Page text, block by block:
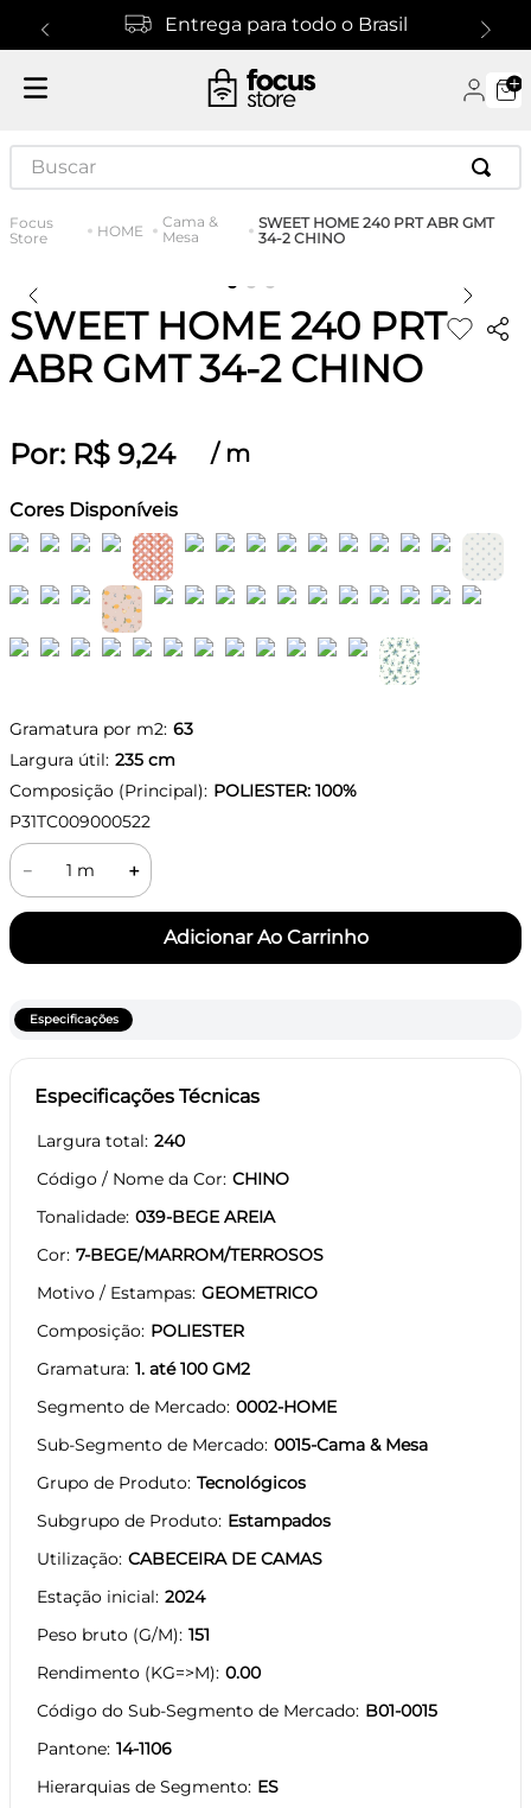
Entrega para todo o Brasil
Buscar
HOME
Cama &
Mesa
SWEET HOME 240 PRT ABR GMT
34-2 CHINO
SWEET HOME 240 PRT
ABR GMT 34-2 CHINO
Por: R$ 9,24 / m
Cores Disponíveis
Gramatura por m2: 63
Largura útil: 235 cm
Composição (Principal): POLIESTER: 100%
P31TC009000522
＋
－
Especificações
Especificações Técnicas
Largura total 240
Código / Nome da Cor CHINO
Tonalidade 039-BEGE AREIA
Cor 7-BEGE/MARROM/TERROSOS
Motivo / Estampas GEOMETRICO
Composição POLIESTER
Gramatura 1. até 100 GM2
Segmento de Mercado 0002-HOME
Sub-Segmento de Mercado 0015-Cama & Mesa
Grupo de Produto Tecnológicos
Subgrupo de Produto Estampados
Utilização CABECEIRA DE CAMAS
Estação inicial 2024
Peso bruto (G/M) 151
Rendimento (KG=>M) 0.00
Código do Sub-Segmento de Mercado B01-0015
Pantone 14-1106
Hierarquias de Segmento ES